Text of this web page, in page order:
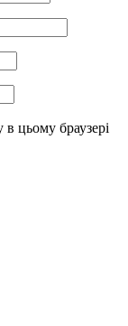
в цьому браузері